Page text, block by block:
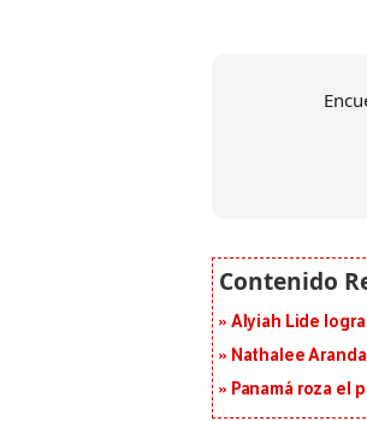
Alyiah Lide
Nathalee
Panamá roza el